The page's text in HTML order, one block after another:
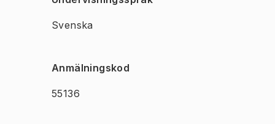
Svenska
Anmälningskod
55136